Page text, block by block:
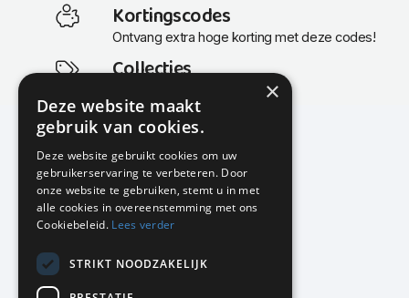
Kortingscodes
Ontvang extra hoge korting met deze codes!
Collecties
Actuele en populaire collecties
KMP Kantoormeubilair
Airport Business Park
Frankfurtstraat 29-31
1175 RH Lijnden
020-617 01 26
info@kmpkantoormeubilair.nl
×
Deze website maakt
gebruik van cookies.
Deze website gebruikt cookies om uw
gebruikerservaring te verbeteren. Door
onze website te gebruiken, stemt u in met
alle cookies in overeenstemming met ons
Cookiebeleid. Lees verder
STRIKT NOODZAKELIJK